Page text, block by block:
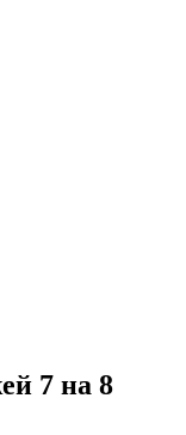
7 на 8